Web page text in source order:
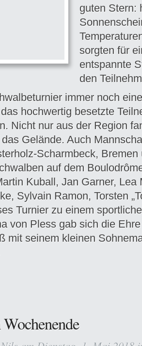
guten Stern:
sorgten für
entspannte
den
immer noch
hochwertig besetzte
Nicht nur aus der Region
Gelände. Auch
Scharmbeck, Bremen
auf dem
Kuball, Jan Garner, Lea
Sylvain Ramon, Torsten
Turnier zu einem
von Pless gab sich die
mit seinem kleinen